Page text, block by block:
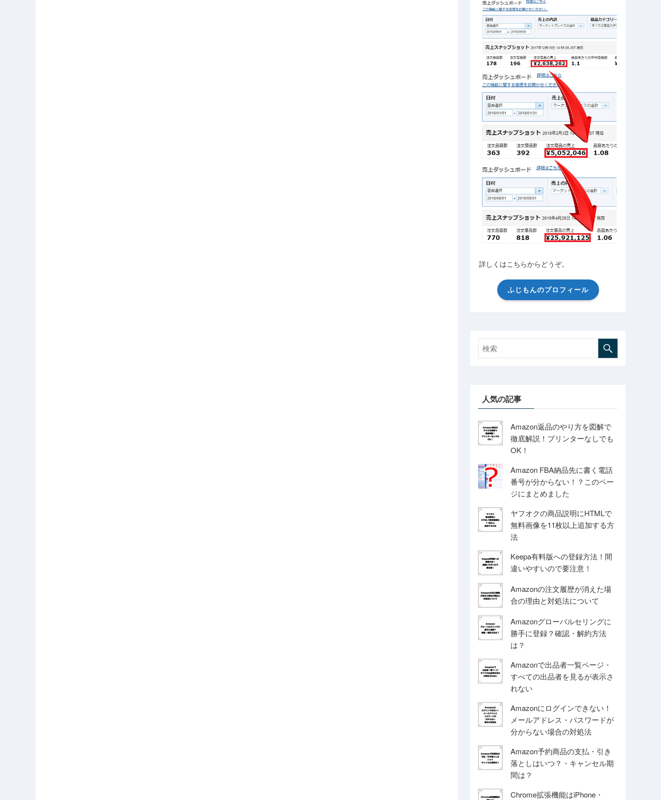
詳しくはこちらからどうぞ。
ふじもんのプロフィール
人気の記事
Amazon返品のやり方を図解で
徹底解説！プリンターなしでも
OK！
Amazon FBA納品先に書く電話
番号が分からない！？このペー
ジにまとめました
ヤフオクの商品説明にHTMLで
無料画像を11枚以上追加する方
法
Keepa有料版への登録方法！間
違いやすいので要注意！
Amazonの注文履歴が消えた場
合の理由と対処法について
Amazonグローバルセリングに
勝手に登録？確認・解約方法
は？
Amazonで出品者一覧ページ・
すべての出品者を見るが表示さ
れない
Amazonにログインできない！
メールアドレス・パスワードが
分からない場合の対処法
Amazon予約商品の支払・引き
落としはいつ？・キャンセル期
間は？
Chrome拡張機能はiPhone・